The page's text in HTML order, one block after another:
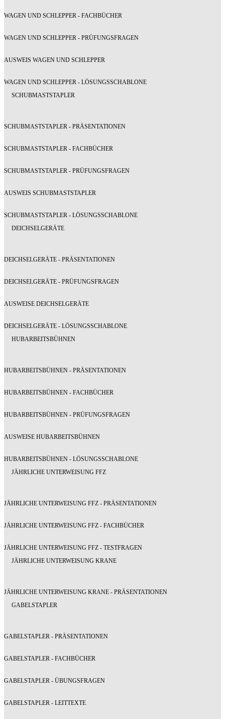
WAGEN UND SCHLEPPER - FACHBÜCHER
WAGEN UND SCHLEPPER - PRÜFUNGSFRAGEN
AUSWEIS WAGEN UND SCHLEPPER
WAGEN UND SCHLEPPER - LÖSUNGSSCHABLONE
SCHUBMASTSTAPLER
SCHUBMASTSTAPLER - PRÄSENTATIONEN
SCHUBMASTSTAPLER - FACHBÜCHER
SCHUBMASTSTAPLER - PRÜFUNGSFRAGEN
AUSWEIS SCHUBMASTSTAPLER
SCHUBMASTSTAPLER - LÖSUNGSSCHABLONE
DEICHSELGERÄTE
DEICHSELGERÄTE - PRÄSENTATIONEN
DEICHSELGERÄTE - PRÜFUNGSFRAGEN
AUSWEISE DEICHSELGERÄTE
DEICHSELGERÄTE - LÖSUNGSSCHABLONE
HUBARBEITSBÜHNEN
HUBARBEITSBÜHNEN - PRÄSENTATIONEN
HUBARBEITSBÜHNEN - FACHBÜCHER
HUBARBEITSBÜHNEN - PRÜFUNGSFRAGEN
AUSWEISE HUBARBEITSBÜHNEN
HUBARBEITSBÜHNEN - LÖSUNGSSCHABLONE
JÄHRLICHE UNTERWEISUNG FFZ
JÄHRLICHE UNTERWEISUNG FFZ - PRÄSENTATIONEN
JÄHRLICHE UNTERWEISUNG FFZ - FACHBÜCHER
JÄHRLICHE UNTERWEISUNG FFZ - TESTFRAGEN
JÄHRLICHE UNTERWEISUNG KRANE
JÄHRLICHE UNTERWEISUNG KRANE - PRÄSENTATIONEN
GABELSTAPLER
GABELSTAPLER - PRÄSENTATIONEN
GABELSTAPLER - FACHBÜCHER
GABELSTAPLER - ÜBUNGSFRAGEN
GABELSTAPLER - LEITTEXTE